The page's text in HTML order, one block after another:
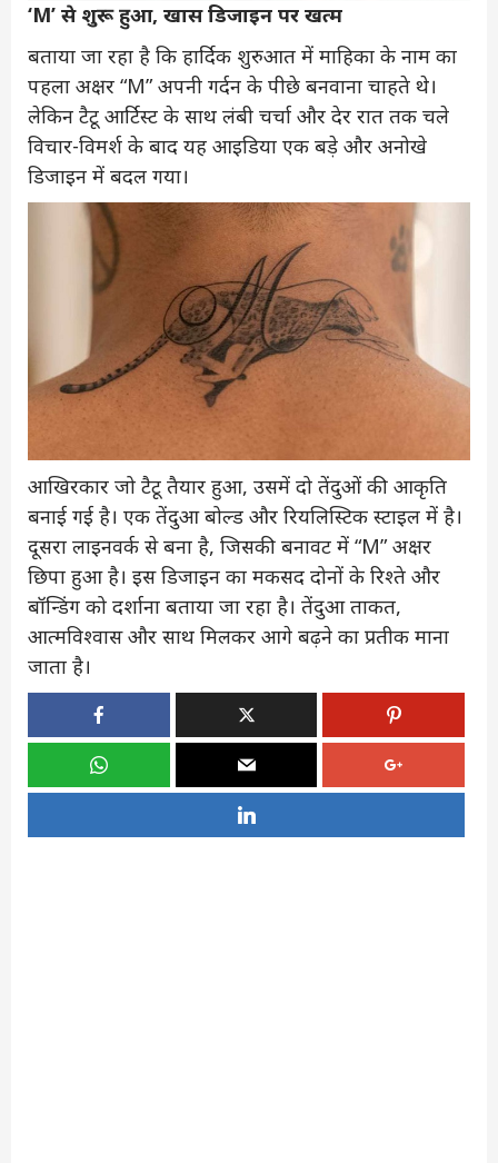
‘M’ से शुरू हुआ, खास डिजाइन पर खत्म
बताया जा रहा है कि हार्दिक शुरुआत में माहिका के नाम का
पहला अक्षर “M” अपनी गर्दन के पीछे बनवाना चाहते थे।
लेकिन टैटू आर्टिस्ट के साथ लंबी चर्चा और देर रात तक चले
विचार-विमर्श के बाद यह आइडिया एक बड़े और अनोखे
डिजाइन में बदल गया।
आखिरकार जो टैटू तैयार हुआ, उसमें दो तेंदुओं की आकृति
बनाई गई है। एक तेंदुआ बोल्ड और रियलिस्टिक स्टाइल में है।
दूसरा लाइनवर्क से बना है, जिसकी बनावट में “M” अक्षर
छिपा हुआ है। इस डिजाइन का मकसद दोनों के रिश्ते और
बॉन्डिंग को दर्शाना बताया जा रहा है। तेंदुआ ताकत,
आत्मविश्वास और साथ मिलकर आगे बढ़ने का प्रतीक माना
जाता है।